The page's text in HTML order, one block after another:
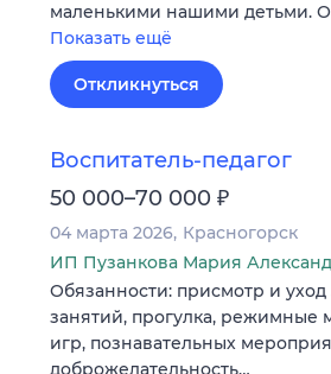
маленькими нашими детьми.
Показать ещё
Откликнуться
Воспитатель-педагог
50 000–70 000 ₽
04 марта 2026 Красногорск
ИП Пузанкова Мария
Обязанности: присмотр и
занятий, прогулка, режимные
игр, познавательных
доброжелательность…